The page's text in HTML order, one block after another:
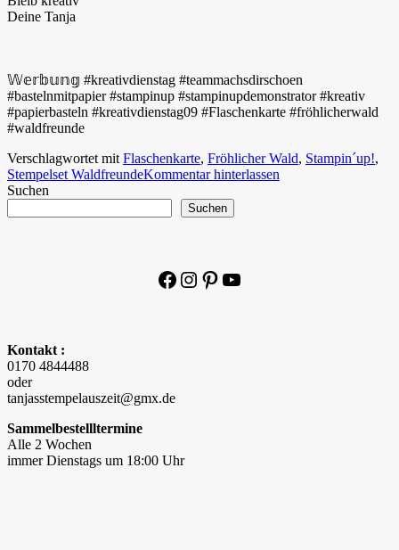
Deine Tanja
𝕎𝕖𝕣𝕓𝕦𝕟𝕘 #kreativdienstag #teammachsdirschoen
#bastelnmitpapier #stampinup #stampinupdemonstrator #kreativ
#papierbasteln #kreativdienstag09 #Flaschenkarte #fröhlicherwald
#waldfreunde
Verschlagwortet mit Flaschenkarte, Fröhlicher Wald, Stampin´up!,
Stempelset WaldfreundeKommentar hinterlassen
Suchen
Suchen
Facebook
Instagram
Pinterest
YouTube
Kontakt :
0170 4844488
oder
tanjasstempelauszeit@gmx.de
Sammelbestellltermine
Alle 2 Wochen
immer Dienstags um 18:00 Uhr